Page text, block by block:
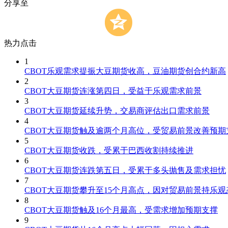
分享至
热力点击
1
CBOT乐观需求提振大豆期货收高，豆油期货创合约新高
2
CBOT大豆期货连涨第四日，受益于乐观需求前景
3
CBOT大豆期货延续升势，交易商评估出口需求前景
4
CBOT大豆期货触及逾两个月高位，受贸易前景改善预期
5
CBOT大豆期货收跌，受累于巴西收割持续推进
6
CBOT大豆期货连跌第五日，受累于多头抛售及需求担忧
7
CBOT大豆期货攀升至15个月高点，因对贸易前景持乐观
8
CBOT大豆期货触及16个月最高，受需求增加预期支撑
9